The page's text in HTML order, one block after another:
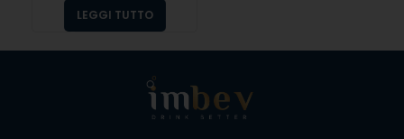
LEGGI TUTTO